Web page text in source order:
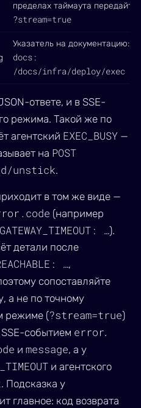
пределах таймаута передайте
?stream=true
Указатель на документацию:
docs:
/docs/infra/deploy/exec
ответе, и в SSE-
режима. Такой же по
агентский EXEC_BUSY —
на POST
unstick.
в том же виде —
(например
GATEWAY_TIMEOUT: …).
детали после
…,
сопоставляйте
а не по точному
режиме (?stream=true)
событием error.
и message, а у
и агентского
. Подсказка у
главное: код возврата